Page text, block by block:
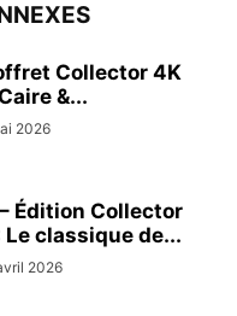
Collector 4K
&...
2026
Édition Collector
classique de...
2026